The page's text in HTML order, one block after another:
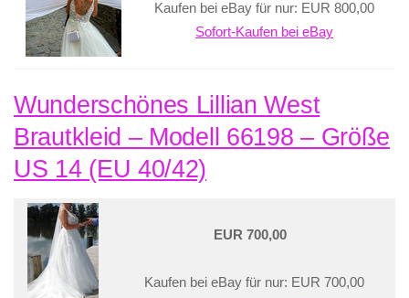
Kaufen bei eBay für nur: EUR 800,00
Sofort-Kaufen bei eBay
Wunderschönes Lillian West
Brautkleid – Modell 66198 – Größe
US 14 (EU 40/42)
EUR 700,00
Kaufen bei eBay für nur: EUR 700,00